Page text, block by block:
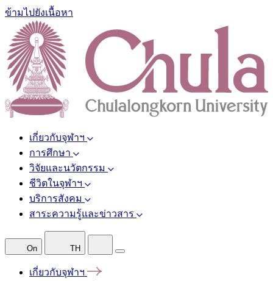
ข้ามไปยังเนื้อหา
เกี่ยวกับจุฬาฯ
การศึกษา
วิจัยและนวัตกรรม
ชีวิตในจุฬาฯ
บริการสังคม
สาระความรู้และข่าวสาร
On TH
เกี่ยวกับจุฬาฯ